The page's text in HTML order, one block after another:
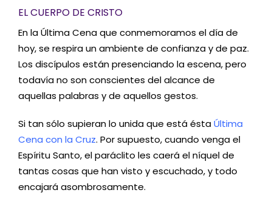
EL CUERPO DE CRISTO
En la Última Cena que conmemoramos el día de
hoy, se respira un ambiente de confianza y de paz.
Los discípulos están presenciando la escena, pero
todavía no son conscientes del alcance de
aquellas palabras y de aquellos gestos.
Si tan sólo supieran lo unida que está éstaÚltima
Cena con la Cruz. Por supuesto, cuando venga el
Espíritu Santo, el paráclito les caerá el níquel de
tantas cosas que han visto y escuchado, y todo
encajará asombrosamente.